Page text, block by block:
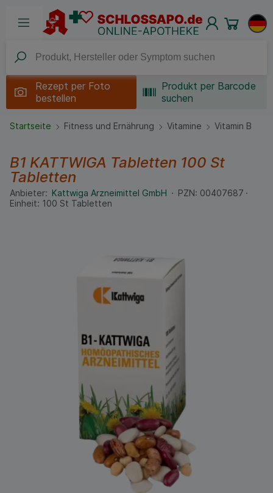
Rezept per Foto
bestellen
Produkt per Barcode
suchen
Startseite Fitness und Ernährung Vitamine Vitamin B
B1 KATTWIGA Tabletten 100 St
Tabletten
Anbieter: Kattwiga Arzneimittel GmbH PZN: 00407687
Einheit: 100 St Tabletten